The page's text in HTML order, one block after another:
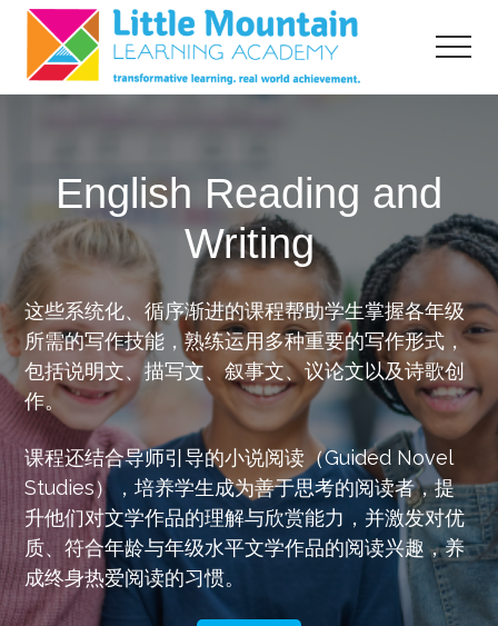
Menu
Skip
main
content
Skip
primary
sidebar
transformative
acheivement
Menu
English Reading and
Writing
这些系统化、循序渐进的课程帮助学生掌握各年级
所需的写作技能，熟练运用多种重要的写作形式，
包括说明文、描写文、叙事文、议论文以及诗歌创
作。
课程还结合导师引导的小说阅读（Guided Novel
Studies），培养学生成为善于思考的阅读者，提
升他们对文学作品的理解与欣赏能力，并激发对优
质、符合年龄与年级水平文学作品的阅读兴趣，养
成终身热爱阅读的习惯。